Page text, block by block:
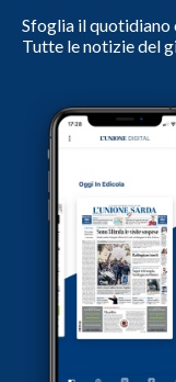
Sfoglia il quotidiano
Tutte le notizie del